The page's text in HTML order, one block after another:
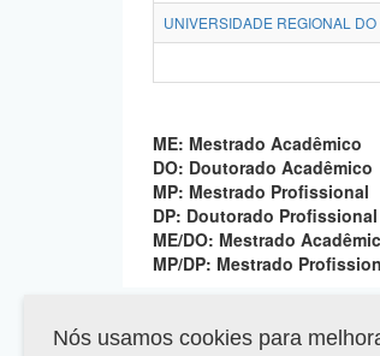
UNIVERSIDADE REGIONAL
ME: Mestrado Acadêmico
DO: Doutorado Acadêmico
MP: Mestrado Profissional
DP: Doutorado Profissional
ME/DO: Mestrado
MP/DP: Mestrado
Nós usamos cookies para